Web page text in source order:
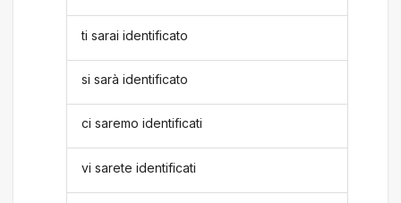
ti sarai identificato
si sarà identificato
ci saremo identificati
vi sarete identificati